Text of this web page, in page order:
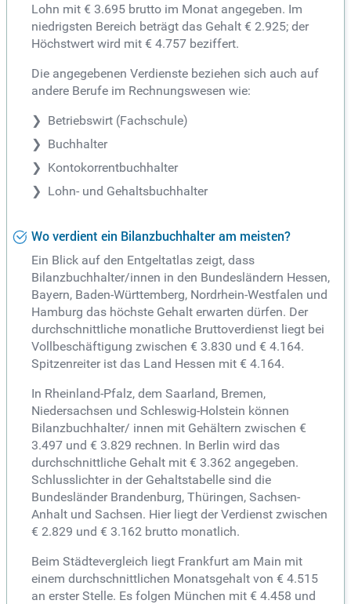
Lohn mit € 3.695 brutto im Monat angegeben. Im
niedrigsten Bereich beträgt das Gehalt € 2.925; der
Höchstwert wird mit € 4.757 beziffert.
Die angegebenen Verdienste beziehen sich auch auf
andere Berufe im Rechnungswesen wie:
Betriebswirt (Fachschule)
Buchhalter
Kontokorrentbuchhalter
Lohn- und Gehaltsbuchhalter
Wo verdient ein Bilanzbuchhalter am meisten?
Ein Blick auf den Entgeltatlas zeigt, dass
Bilanzbuchhalter/innen in den Bundesländern Hessen,
Bayern, Baden-Württemberg, Nordrhein-Westfalen und
Hamburg das höchste Gehalt erwarten dürfen. Der
durchschnittliche monatliche Bruttoverdienst liegt bei
Vollbeschäftigung zwischen € 3.830 und € 4.164.
Spitzenreiter ist das Land Hessen mit € 4.164.
In Rheinland-Pfalz, dem Saarland, Bremen,
Niedersachsen und Schleswig-Holstein können
Bilanzbuchhalter/ innen mit Gehältern zwischen €
3.497 und € 3.829 rechnen. In Berlin wird das
durchschnittliche Gehalt mit € 3.362 angegeben.
Schlusslichter in der Gehaltstabelle sind die
Bundesländer Brandenburg, Thüringen, Sachsen-
Anhalt und Sachsen. Hier liegt der Verdienst zwischen
€ 2.829 und € 3.162 brutto monatlich.
Beim Städtevergleich liegt Frankfurt am Main mit
einem durchschnittlichen Monatsgehalt von € 4.515
an erster Stelle. Es folgen München mit € 4.458 und